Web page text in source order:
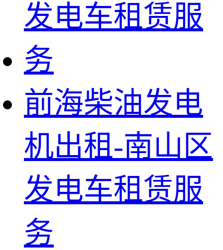
前海柴油发电
机出租-南山区
发电车租赁服
务